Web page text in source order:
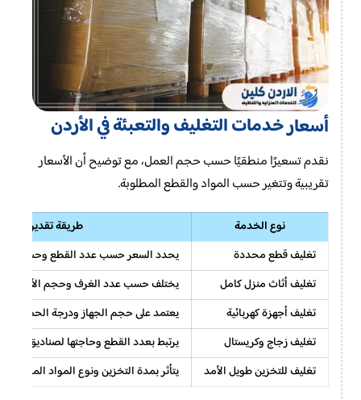
أسعارخدمات التغليف والتعبئة في الأردن
نقدم تسعيرًا منطقيًا حسب حجم العمل، مع توضيح أن الأسعار
تقريبية وتتغير حسب المواد والقطع المطلوبة.
نوع الخدمة
طريقة تقدير السعر
تغليف قطع محددة
يحدد السعر حسب عدد القطع وحساسيتها
تغليف أثاث منزل كامل
يختلف حسب عدد الغرف وحجم الأثاث
تغليف أجهزة كهربائية
يعتمد على حجم الجهاز ودرجة الحماية
تغليف زجاج وكريستال
يرتبط بعدد القطع وحاجتها لصناديق
تغليف للتخزين طويل الأمد
يتأثر بمدة التخزين ونوع المواد المقاومة